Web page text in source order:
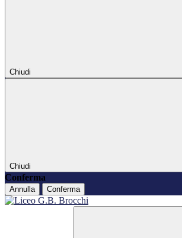
Chiudi
Chiudi
Conferma
Annulla Conferma